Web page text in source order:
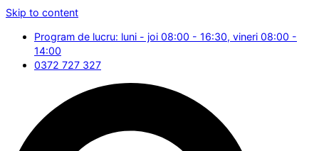
Skip to content
Program de lucru: luni - joi 08:00 - 16:30, vineri 08:00 -
14:00
0372 727 327